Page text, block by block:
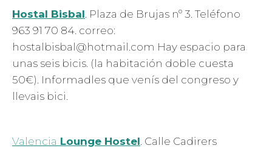
Hostal Bisbal. Plaza de Brujas nº 3. Teléfono
963 91 70 84. correo:
hostalbisbal@hotmail.com Hay espacio para
unas seis bicis. (la habitación doble cuesta
50€). Informadles que venís del congreso y
llevais bici.
Valencia Lounge Hostel. Calle Cadirers